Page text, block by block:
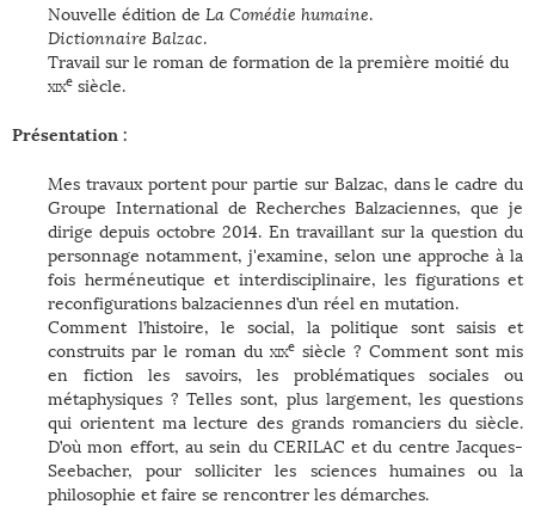
Nouvelle édition de La Comédie humaine.
Dictionnaire Balzac.
Travail sur le roman de formation de la première moitié du
xixe siècle.
Présentation :
Mes travaux portent pour partie sur Balzac, dans le cadre du
Groupe International de Recherches Balzaciennes, que je
dirige depuis octobre 2014. En travaillant sur la question du
personnage notamment, j'examine, selon une approche à la
fois herméneutique et interdisciplinaire, les figurations et
reconfigurations balzaciennes d’un réel en mutation.
Comment l’histoire, le social, la politique sont saisis et
construits par le roman du xixe siècle ? Comment sont mis
en fiction les savoirs, les problématiques sociales ou
métaphysiques ? Telles sont, plus largement, les questions
qui orientent ma lecture des grands romanciers du siècle.
D’où mon effort, au sein du CERILAC et du centre Jacques-
Seebacher, pour solliciter les sciences humaines ou la
philosophie et faire se rencontrer les démarches.